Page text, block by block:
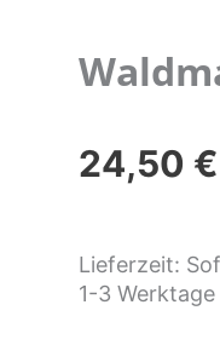
24,50 €
Lieferzeit:
1-3 Werktage